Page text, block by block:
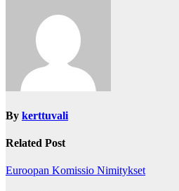
By kerttuvali
Related Post
Euroopan Komissio Nimitykset